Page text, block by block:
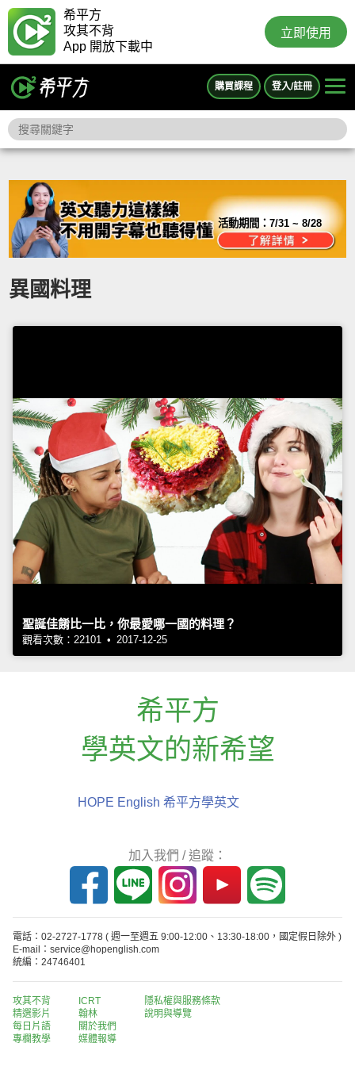
希平方
攻其不背
App 開放下載中
立即使用
購買課程 登入/註冊
活動期間：7/31 ~ 8/28
異國料理
聖誕佳餚比一比，你最愛哪一國的料理？
觀看次數：22101 • 2017-12-25
希平方
學英文的新希望
HOPE English 希平方學英文
加入我們 / 追蹤：
電話：02-2727-1778 ( 週一至週五 9:00-12:00、13:30-18:00，國定假日除外 )
E-mail：service@hopenglish.com
統編：24746401
攻其不背
精選影片
每日片語
專欄教學
ICRT
翰林
關於我們
媒體報導
隱私權與服務條款
說明與導覽